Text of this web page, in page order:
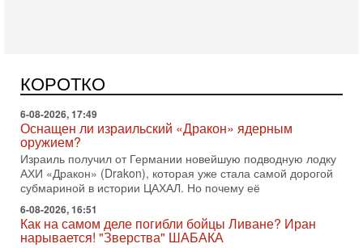
КОРОТКО
еврейский политический альянс? Что произойдет с
политическим раскладом сил, если арабский список
6-08-2026, 17:49
Оснащен ли израильский «Дракон» ядерным
оружием?
Израиль получил от Германии новейшую подводную лодку
АХИ «Дракон» (Drakon), которая уже стала самой дорогой
субмариной в истории ЦАХАЛ. Но почему её
6-08-2026, 16:51
Как на самом деле погибли бойцы Ливане? Иран
нарывается! "Зверства" ШАБАКА